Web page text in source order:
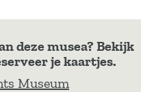
deze musea? Bekijk
je kaartjes.
Museum